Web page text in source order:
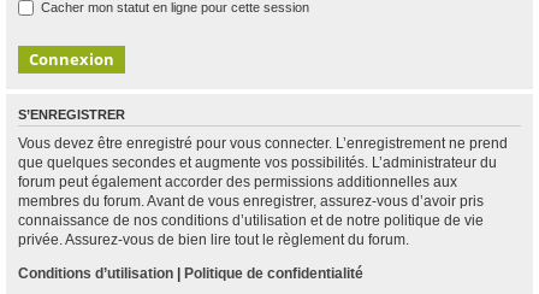
Cacher mon statut en ligne pour cette session
S’ENREGISTRER
Vous devez être enregistré pour vous connecter. L’enregistrement ne prend
que quelques secondes et augmente vos possibilités. L’administrateur du
forum peut également accorder des permissions additionnelles aux
membres du forum. Avant de vous enregistrer, assurez-vous d’avoir pris
connaissance de nos conditions d’utilisation et de notre politique de vie
privée. Assurez-vous de bien lire tout le règlement du forum.
Conditions d’utilisation | Politique de confidentialité